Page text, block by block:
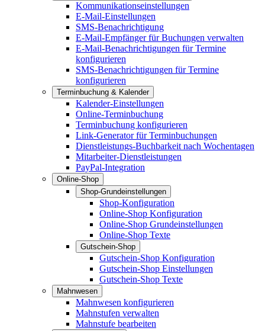
Kommunikationseinstellungen
E-Mail-Einstellungen
SMS-Benachrichtigung
E-Mail-Empfänger für Buchungen verwalten
E-Mail-Benachrichtigungen für Termine
konfigurieren
SMS-Benachrichtigungen für Termine
konfigurieren
Terminbuchung & Kalender
Kalender-Einstellungen
Online-Terminbuchung
Terminbuchung konfigurieren
Link-Generator für Terminbuchungen
Dienstleistungs-Buchbarkeit nach Wochentagen
Mitarbeiter-Dienstleistungen
PayPal-Integration
Online-Shop
Shop-Grundeinstellungen
Shop-Konfiguration
Online-Shop Konfiguration
Online-Shop Grundeinstellungen
Online-Shop Texte
Gutschein-Shop
Gutschein-Shop Konfiguration
Gutschein-Shop Einstellungen
Gutschein-Shop Texte
Mahnwesen
Mahnwesen konfigurieren
Mahnstufen verwalten
Mahnstufe bearbeiten